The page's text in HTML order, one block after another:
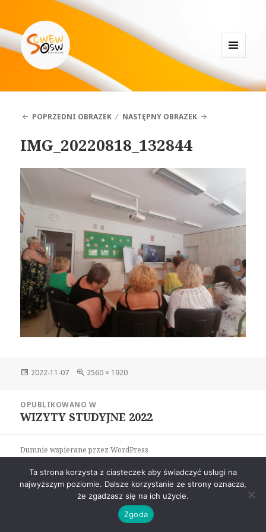
Specjalistyczne Centrum
w Białymstoku
I
WIDGETY
POPRZEDNI OBRAZEK NASTĘPNY OBRAZEK
IMG_20220818_132844
Data
2022-11-07
Pełny
2560 × 1920
wpisuOPUBLIKOWANO W
WIZYTY STUDYJNE 2022
Dumnie wspierane przez WordPress
Ta strona korzysta z ciasteczek aby świadczyć usługi na
najwyższym poziomie. Dalsze korzystanie ze strony oznacza,
że zgadzasz się na ich użycie.
Zgoda